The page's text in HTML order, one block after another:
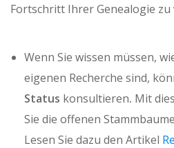
Fortschritt Ihrer Genealogie zu
Wenn Sie wissen müssen,
eigenen Recherche sind,
Status konsultieren. Mit
Sie die offenen
Lesen Sie dazu den Artikel